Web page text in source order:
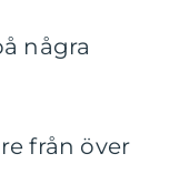
några
från över